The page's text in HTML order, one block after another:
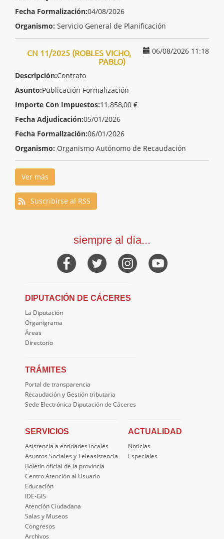
Fecha Formalización:04/08/2026
Organismo: Servicio General de Planificación
06/08/2026 11:18
CN 11/2025 (ROBLES VICHO,
PABLO)
Descripción:Contrato
Asunto:Publicación Formalización
Importe Con Impuestos:11.858,00 €
Fecha Adjudicación:05/01/2026
Fecha Formalización:06/01/2026
Organismo: Organismo Autónomo de Recaudación
Ver más
Suscribirse al RSS
siempre al día...
DIPUTACIÓN DE CÁCERES
La Diputación
Organigrama
Áreas
Directorio
TRÁMITES
Portal de transparencia
Recaudación y Gestión tributaria
Sede Electrónica Diputación de Cáceres
SERVICIOS
Asistencia a entidades locales
Asuntos Sociales y Teleasistencia
Boletín oficial de la provincia
Centro Atención al Usuario
Educación
IDE-GIS
Atención Ciudadana
Salas y Museos
Congresos
Archivos
ACTUALIDAD
Noticias
Especiales